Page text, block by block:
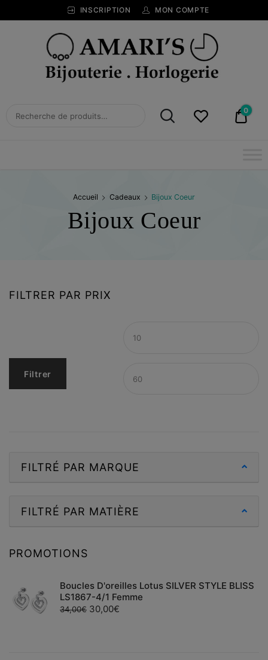
INSCRIPTION MON COMPTE
BIJOUTERIE
0
Accueil Cadeaux Bijoux Coeur
Bijoux Coeur
FILTRER PAR PRIX
Filtrer
FILTRÉ PAR MARQUE
FILTRÉ PAR MATIÈRE
PROMOTIONS
Boucles D'oreilles Lotus SILVER STYLE BLISS
LS1867-4/1 Femme
34,00€ 30,00€